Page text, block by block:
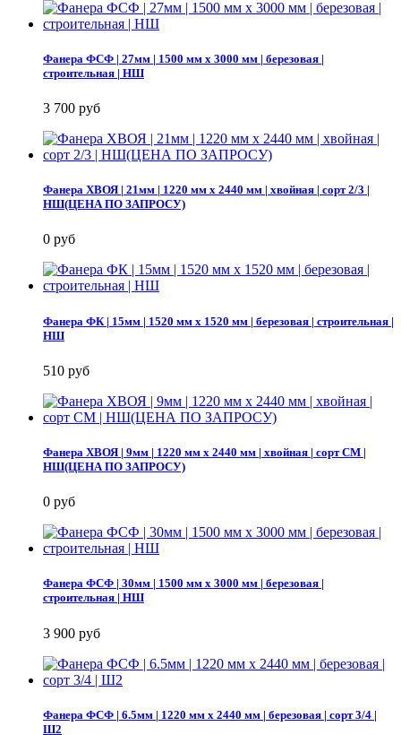
Фанера ФСФ | 27мм | 1500 мм х 3000 мм | березовая |
строительная | НШ
3 700 руб
Фанера ХВОЯ | 21мм | 1220 мм х 2440 мм | хвойная | сорт 2/3 |
НШ(ЦЕНА ПО ЗАПРОСУ)
0 руб
Фанера ФК | 15мм | 1520 мм х 1520 мм | березовая | строительная |
НШ
510 руб
Фанера ХВОЯ | 9мм | 1220 мм х 2440 мм | хвойная | сорт СМ |
НШ(ЦЕНА ПО ЗАПРОСУ)
0 руб
Фанера ФСФ | 30мм | 1500 мм х 3000 мм | березовая |
строительная | НШ
3 900 руб
Фанера ФСФ | 6.5мм | 1220 мм х 2440 мм | березовая | сорт 3/4 |
Ш2